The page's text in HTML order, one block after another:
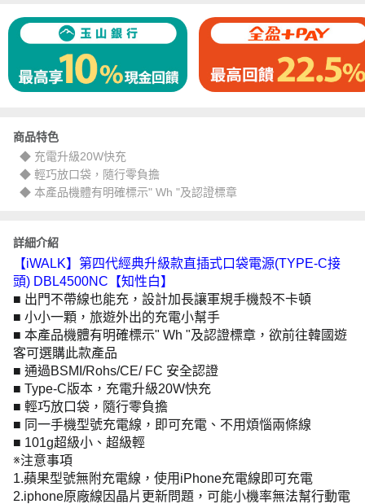
商品特色
◆ 充電升級20W快充
◆ 輕巧放口袋，隨行零負擔
◆ 本產品機體有明確標示" Wh "及認證標章
詳細介紹
【iWALK】第四代經典升級款直插式口袋電源(TYPE-C接
頭) DBL4500NC【知性白】
■ 出門不帶線也能充，設計加長讓軍規手機殼不卡頓
■ 小小一顆，旅遊外出的充電小幫手
■ 本產品機體有明確標示" Wh "及認證標章，欲前往韓國遊
客可選購此款產品
■ 通過BSMI/Rohs/CE/ FC 安全認證
■ Type-C版本，充電升級20W快充
■ 輕巧放口袋，隨行零負擔
■ 同一手機型號充電線，即可充電、不用煩惱兩條線
■ 101g超級小、超級輕
※注意事項
1.蘋果型號無附充電線，使用iPhone充電線即可充電
2.iphone原廠線因晶片更新問題，可能小機率無法幫行動電